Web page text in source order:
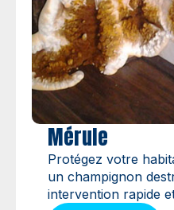
Mérule
Protégez votre
un champignon
intervention rapide